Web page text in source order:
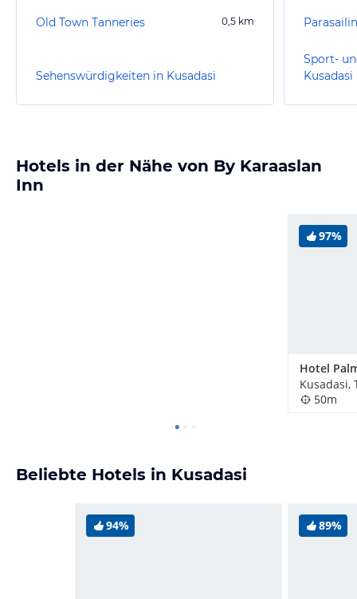
Old Town Tanneries 0,5 km
Sehenswürdigkeiten in Kusadasi
Sport-
Kusadasi
Hotels in der Nähe von By Karaaslan
Inn
97%
Hotel
Kusadasi,
50m
Beliebte Hotels in Kusadasi
94% 89%